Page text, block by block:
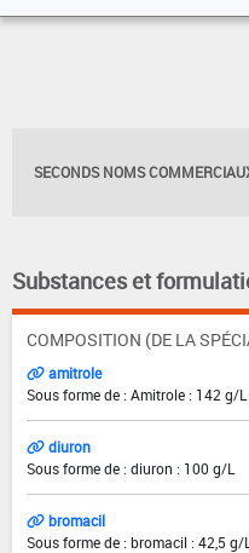
SECONDS NOMS
Substances et
COMPOSITION (DE LA
amitrole
Sous forme de : Amitrole : 142 g/L
diuron
Sous forme de : diuron : 100 g/L
bromacil
Sous forme de : bromacil : 42,5 g/L